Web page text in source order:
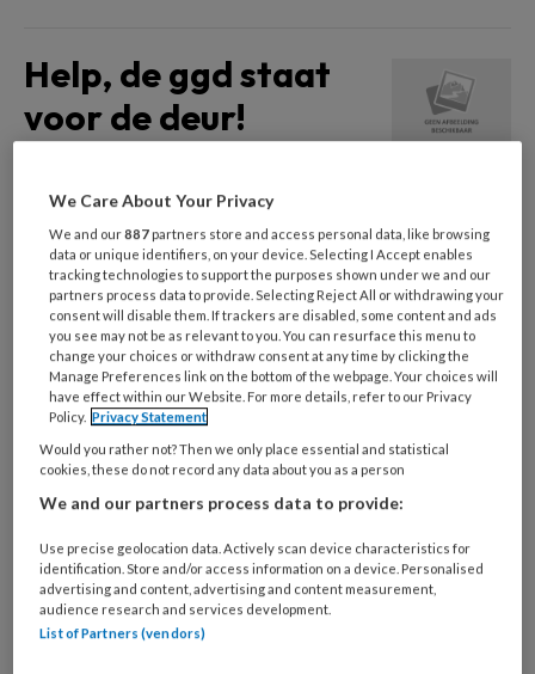
Help, de ggd staat
voor de deur!
ziek, je probeert drie huilende peuters tegelijk te
troosten en dan gaat de deurbel. De GGD staat op
de stoep. Je schiet helemaal in de stress. Van de
zenuwen lijk je alles verkeerd te doen en te zeggen.
Een onaangekondigd bezoek van de GGD-
toezichthouder kan behoorlijke stress veroorzaken.
Heel menselijk en begrijpelijk, maar gelukkig
onnodig. Tips om je beter voor te bereiden op een
GGD-inspectie.
8 Tips: om te
professionaliseren
We Care About Your Privacy
We and our887 partners store and access personal data, like browsing
data or unique identifiers, on your device. Selecting I Accept enables
tracking technologies to support the purposes shown under we and our
partners process data to provide. Selecting Reject All or withdrawing your
consent will disable them. If trackers are disabled, some content and ads
you see may not be as relevant to you. You can resurface this menu to
change your choices or withdraw consent at any time by clicking the
Manage Preferences link on the bottom of the webpage. Your choices will
have effect within our Website. For more details, refer to our Privacy
Policy. Privacy Statement
Would you rather not? Then we only place essential and statistical
cookies, these do not record any data about you as a person
We and our partners process data to provide:
Use precise geolocation data. Actively scan device characteristics for
identification. Store and/or access information on a device. Personalised
advertising and content, advertising and content measurement,
audience research and services development.
List of Partners (vendors)